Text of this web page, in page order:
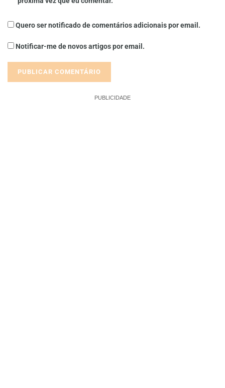
Quero ser notificado de comentários adicionais por email.
Notificar-me de novos artigos por email.
PUBLICIDADE